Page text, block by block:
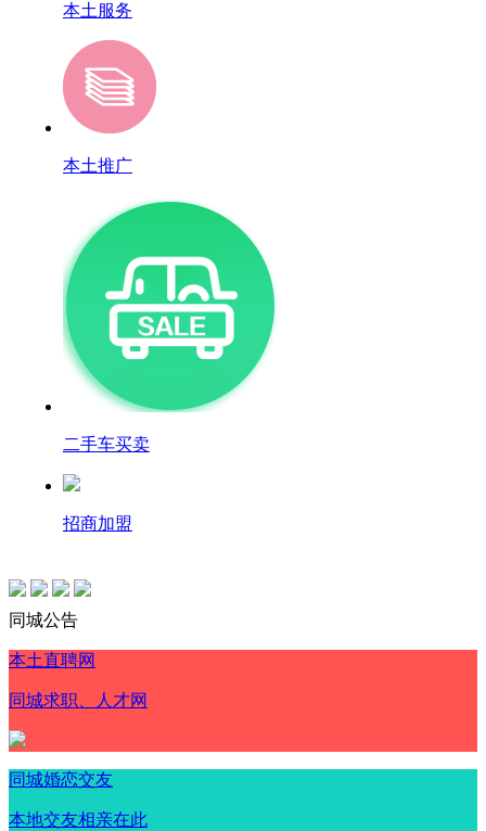
本土服务
本土推广
二手车买卖
招商加盟
同城公告
本土直聘网
同城求职、人才网
同城婚恋交友
本地交友相亲在此